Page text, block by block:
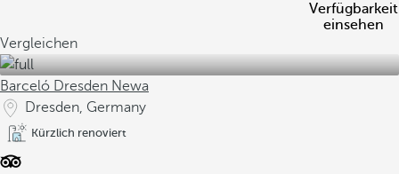
Verfügbarkeit
einsehen
Vergleichen
Barceló Dresden Newa
Dresden, Germany
Kürzlich renoviert